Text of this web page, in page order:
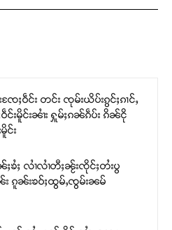
ႄႈဝဵင်း တင်း ၸုမ်းယိပ်းၵွင်ႈၵၢင်ႇ
င်းမိူင်းၼၢႆး ႁူမ်ႈၵၼ်ၵဵပ်း ၵိၼ်ငို
င်း
ႈၶႆႈ လၢႆလၢႆတီႈၼႂ်းၸိုင်ႈတႆးပွ
ၵူၼ်းၶဝ်ႈထွမ်ႇၸွမ်းၼမ်